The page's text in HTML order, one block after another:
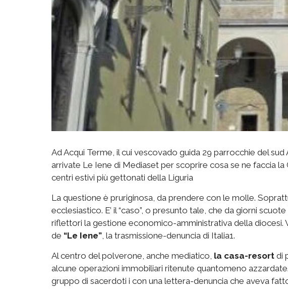
Ad Acqui Terme, il cui vescovado guida 29 parrocchie del
arrivate Le Iene di Mediaset per scoprire cosa se ne faccia la
centri estivi più gettonati della Liguria
La questione è pruriginosa, da prendere con le molle.
ecclesiastico. E’ il “caso”, o presunto tale, che da giorni scuote
riflettori la gestione economico-amministrativa della diocesi.
de “Le Iene” , la trasmissione-denuncia di Italia1.
Al centro del polverone, anche mediatico, la casa-resort di
alcune operazioni immobiliari ritenute quantomeno
gruppo di sacerdoti i con una lettera-denuncia che aveva